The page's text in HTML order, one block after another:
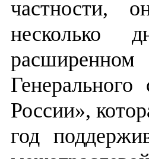
частности,
несколько
России»,
год